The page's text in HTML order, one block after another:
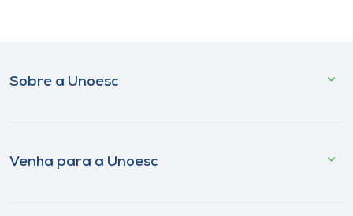
Sobre a Unoesc
Venha para a Unoesc